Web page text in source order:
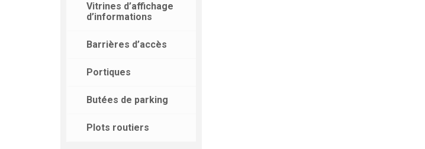
Vitrines d’affichage
d’informations
Barrières d’accès
Portiques
Butées de parking
Plots routiers